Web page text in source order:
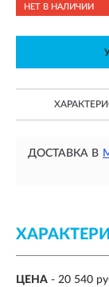
НЕТ В НАЛИЧИИ
ДОСТАВКА В
ЦЕНА - 20 540